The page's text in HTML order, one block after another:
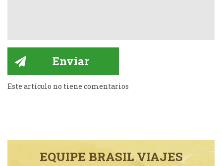
Este artículo no tiene comentarios
EQUIPE BRASIL VIAJES